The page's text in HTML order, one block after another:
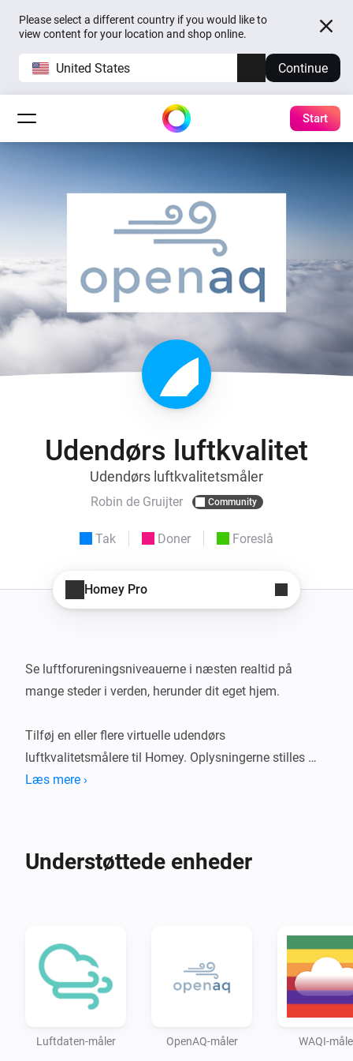
Please select a different country if you would like to
view content for your location and shop online.
United States Continue
Start
Udendørs luftkvalitet
Udendørs luftkvalitetsmåler
Robin de Gruijter Community
Tak Doner Foreslå
Homey Pro
Se luftforureningsniveauerne i næsten realtid på
mange steder i verden, herunder dit eget hjem.
Tilføj en eller flere virtuelle udendørs
luftkvalitetsmålere til Homey. Oplysningerne stilles
gratis til rådighed af en række tjenester. Afhængigt af
* PM1 (partikler, tilgængelig med Luftdaten)
* CO2 (carbondioxid, tilgængelig med Luftdaten)
* O3 (ozon)
* SO2 (svovldioxid)
* NO2 (kvælstofdioxid)
* BC (sod/black carbon, kun tilgængelig med
Læs mere ›
Understøttede enheder
Luftdaten-måler OpenAQ-måler WAQI-